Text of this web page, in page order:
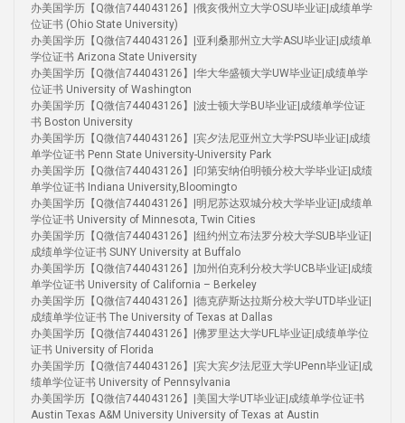
办美国学历【Q微信744043126】|俄亥俄州立大学OSU毕业证|成绩单学
位证书 (Ohio State University)
办美国学历【Q微信744043126】|亚利桑那州立大学ASU毕业证|成绩单
学位证书 Arizona State University
办美国学历【Q微信744043126】|华大华盛顿大学UW毕业证|成绩单学
位证书 University of Washington
办美国学历【Q微信744043126】|波士顿大学BU毕业证|成绩单学位证
书 Boston University
办美国学历【Q微信744043126】|宾夕法尼亚州立大学PSU毕业证|成绩
单学位证书 Penn State University-University Park
办美国学历【Q微信744043126】|印第安纳伯明顿分校大学毕业证|成绩
单学位证书 Indiana University,Bloomingto
办美国学历【Q微信744043126】|明尼苏达双城分校大学毕业证|成绩单
学位证书 University of Minnesota, Twin Cities
办美国学历【Q微信744043126】|纽约州立布法罗分校大学SUB毕业证|
成绩单学位证书 SUNY University at Buffalo
办美国学历【Q微信744043126】|加州伯克利分校大学UCB毕业证|成绩
单学位证书 University of California – Berkeley
办美国学历【Q微信744043126】|德克萨斯达拉斯分校大学UTD毕业证|
成绩单学位证书 The University of Texas at Dallas
办美国学历【Q微信744043126】|佛罗里达大学UFL毕业证|成绩单学位
证书 University of Florida
办美国学历【Q微信744043126】|宾大宾夕法尼亚大学UPenn毕业证|成
绩单学位证书 University of Pennsylvania
办美国学历【Q微信744043126】|美国大学UT毕业证|成绩单学位证书
Austin Texas A&M University University of Texas at Austin